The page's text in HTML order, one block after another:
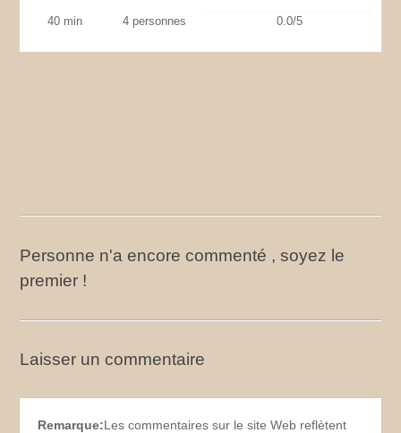
40 min 4 personnes 0.0/5
Personne n'a encore commenté , soyez le
premier !
Laisser un commentaire
Remarque:Les commentaires sur le site Web reflètent